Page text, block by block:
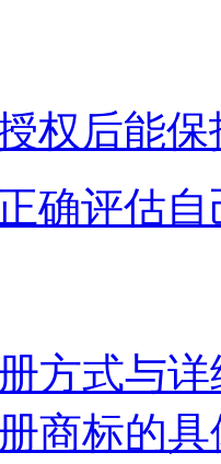
权后能
确评估
方式与
商标的